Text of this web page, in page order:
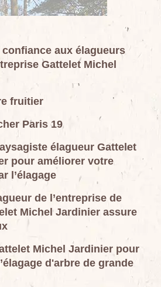
aux élagueurs
Gattelet Michel
fruitier
Paris 19
élagueur Gattelet
pour améliorer votre
l’élagage
de l’entreprise de
Michel Jardinier assure
Michel Jardinier pour
d'arbre de grande